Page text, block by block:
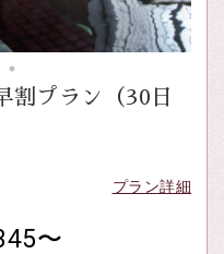
割プラン（30日
プラン詳細
〜